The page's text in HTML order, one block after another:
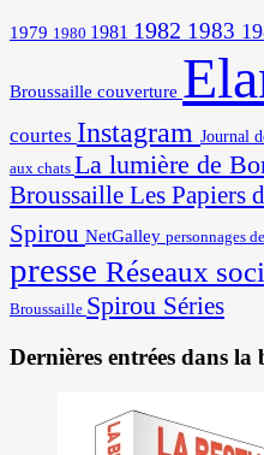
1979 1980 1981 1982 1983
Broussaille couverture
courtes Instagram Journal
aux chats La lumière de
Broussaille Les Papiers
Spirou NetGalley personnages
presse Réseaux
Broussaille Spirou Séries
Dernières entrées dans la